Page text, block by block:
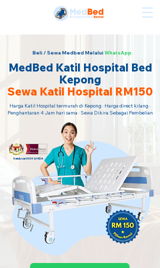
Beli / Sewa Medbed MelaluiWhatsApp.
MedBed Katil Hospital Bed
Kepong
Sewa Katil Hospital RM150
Harga Katil Hospital termurah di Kepong · Harga direct kilang ·
Penghantaran 4 Jam hari sama · Sewa Dikira Sebagai Pembelian
Kelulusan KKM & MDA